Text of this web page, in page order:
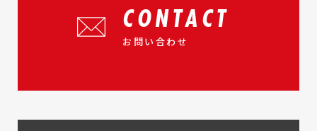
CONTACT
お問い合わせ